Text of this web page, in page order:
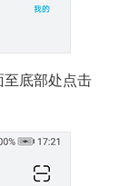
至底部处点击